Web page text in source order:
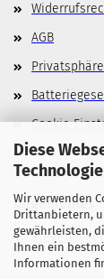
Diese
Wir verwenden
Drittanbietern,
gewährleisten,
Ihnen ein
Informationen
AGB
Cookie
Allgemeines